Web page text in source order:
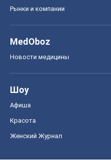
Рынки и компании
MedOboz
Новости медицины
Шоу
Афиша
Красота
Женский Журнал